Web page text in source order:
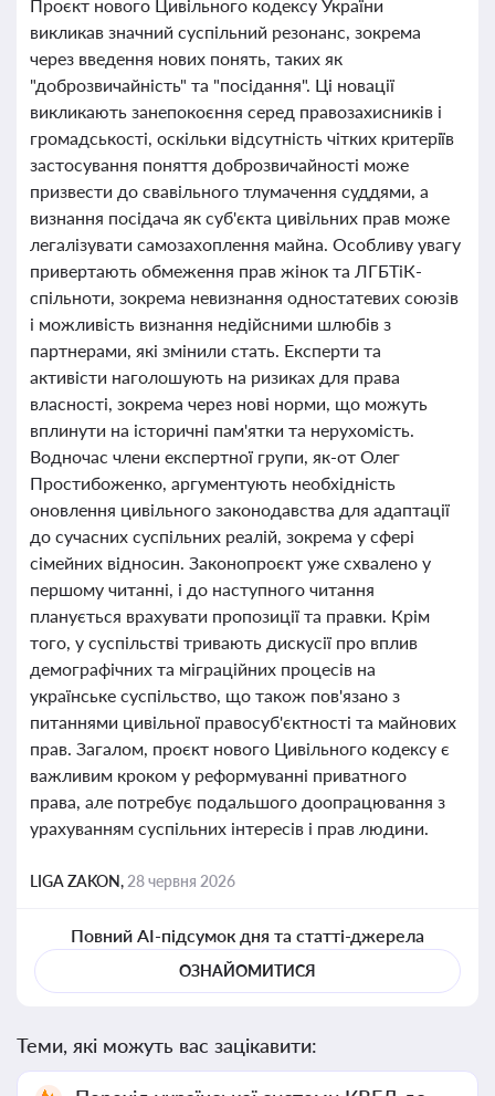
Проєкт нового Цивільного кодексу України
викликав значний суспільний резонанс, зокрема
через введення нових понять, таких як
"доброзвичайність" та "посідання". Ці новації
викликають занепокоєння серед правозахисників і
громадськості, оскільки відсутність чітких критеріїв
застосування поняття доброзвичайності може
призвести до свавільного тлумачення суддями, а
визнання посідача як суб'єкта цивільних прав може
легалізувати самозахоплення майна. Особливу увагу
привертають обмеження прав жінок та ЛГБТіК-
спільноти, зокрема невизнання одностатевих союзів
і можливість визнання недійсними шлюбів з
партнерами, які змінили стать. Експерти та
активісти наголошують на ризиках для права
власності, зокрема через нові норми, що можуть
вплинути на історичні пам'ятки та нерухомість.
Водночас члени експертної групи, як-от Олег
Простибоженко, аргументують необхідність
оновлення цивільного законодавства для адаптації
до сучасних суспільних реалій, зокрема у сфері
сімейних відносин. Законопроєкт уже схвалено у
першому читанні, і до наступного читання
планується врахувати пропозиції та правки. Крім
того, у суспільстві тривають дискусії про вплив
демографічних та міграційних процесів на
українське суспільство, що також пов'язано з
питаннями цивільної правосуб'єктності та майнових
прав. Загалом, проєкт нового Цивільного кодексу є
важливим кроком у реформуванні приватного
права, але потребує подальшого доопрацювання з
урахуванням суспільних інтересів і прав людини.
LIGA ZAKON, 28 червня 2026
Повний AI-підсумок дня та статті-джерела
ОЗНАЙОМИТИСЯ
Теми, які можуть вас зацікавити: